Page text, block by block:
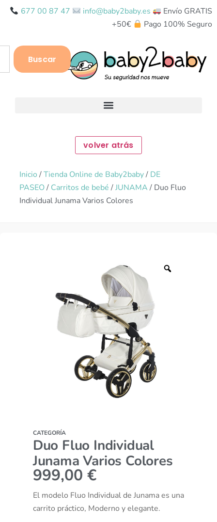
677 00 87 47 info@baby2baby.es
Envío GRATIS
+50€
Pago 100% Seguro
Buscar
Inicio /Tienda Online de Baby2baby/ DE
PASEO/ Carritos de bebé /JUNAMA / Duo Fluo
Individual Junama Varios Colores
CATEGORÍA
Duo Fluo Individual
Junama Varios Colores
999,00 €
El modelo Fluo Individual de Junama es una
carrito práctico, Moderno y elegante.